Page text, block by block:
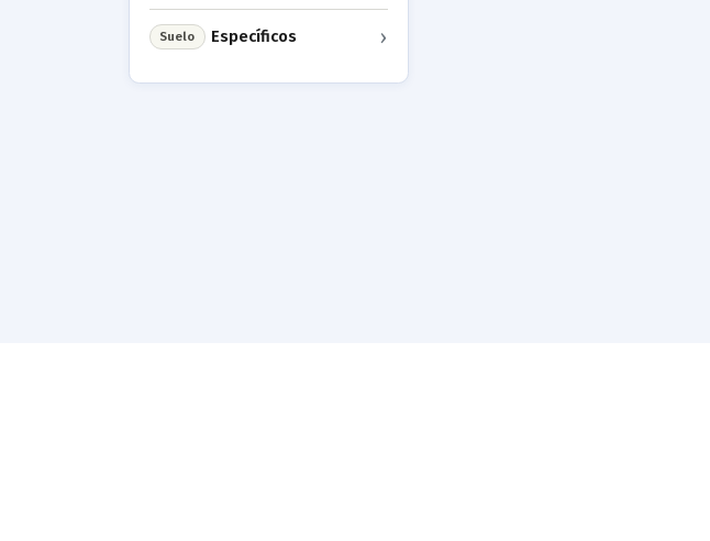
Suelo Específicos ›